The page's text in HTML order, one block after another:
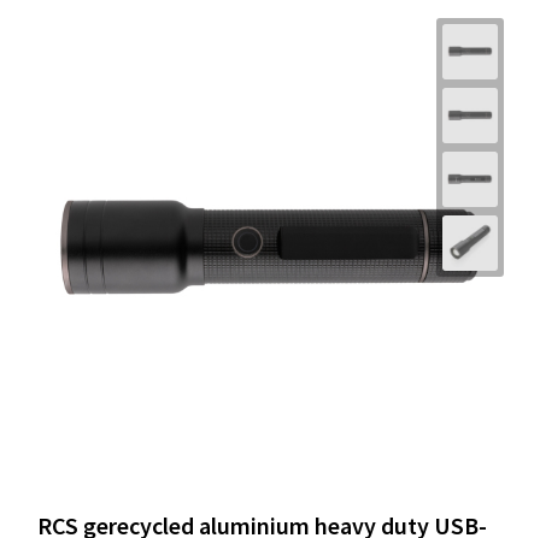
RCS gerecycled aluminium heavy duty USB-